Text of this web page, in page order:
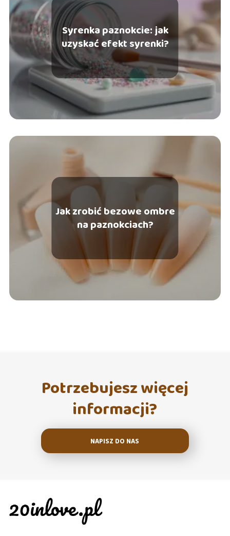
Syrenka paznokcie: jak
uzyskać efekt syrenki?
Jak zrobić bezowe ombre
na paznokciach?
Potrzebujesz więcej
informacji?
NAPISZ DO NAS